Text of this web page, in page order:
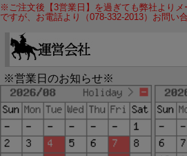
※ご注文後【3営業日】を過ぎても弊社より
ですが、お電話より（078-332-2013）お問い
※営業日のお知らせ※